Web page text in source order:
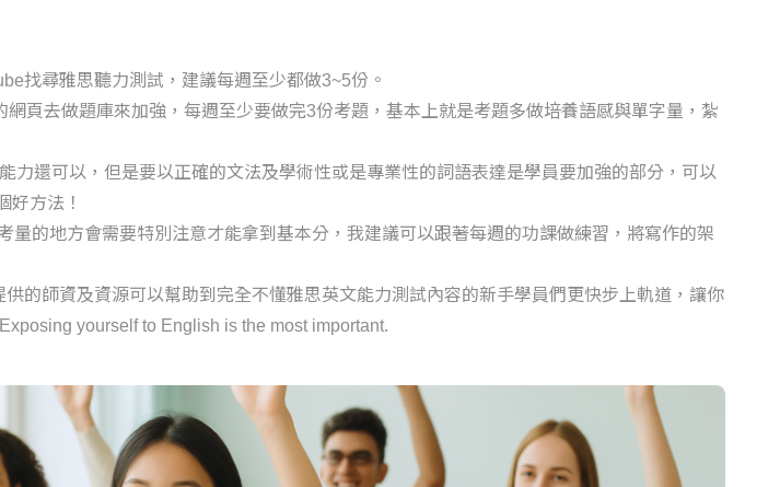
找尋雅思聽力測試，建議每週至少都做3~5份。
頁去做題庫來加強，每週至少要做完3份考題，基本上就是考題多做培養語感與單字量，紮
還可以，但是要以正確的文法及學術性或是專業性的詞語表達是學員要加強的部分，可以
好方法！
的地方會需要特別注意才能拿到基本分，我建議可以跟著每週的功課做練習，將寫作的架
的師資及資源可以幫助到完全不懂雅思英文能力測試內容的新手學員們更快步上軌道，讓你
yourself to English is the most important.